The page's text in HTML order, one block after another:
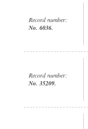
Record number:
No. 6036.
Record number:
No. 35209.